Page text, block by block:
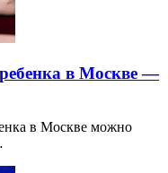
в Москве —
в Москве можно